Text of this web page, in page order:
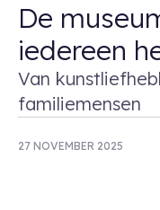
De
iedereen
Van
familiemensen
27 NOVEMBER 2025